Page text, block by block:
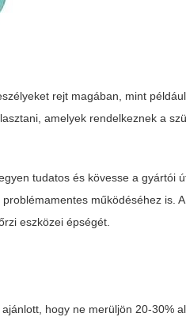
rejt magában, mint
amelyek rendelkeznek a
tudatos és kövesse a gyártói
problémamentes működéséhez is.
eszközei épségét.
hogy ne merüljön 20-30%